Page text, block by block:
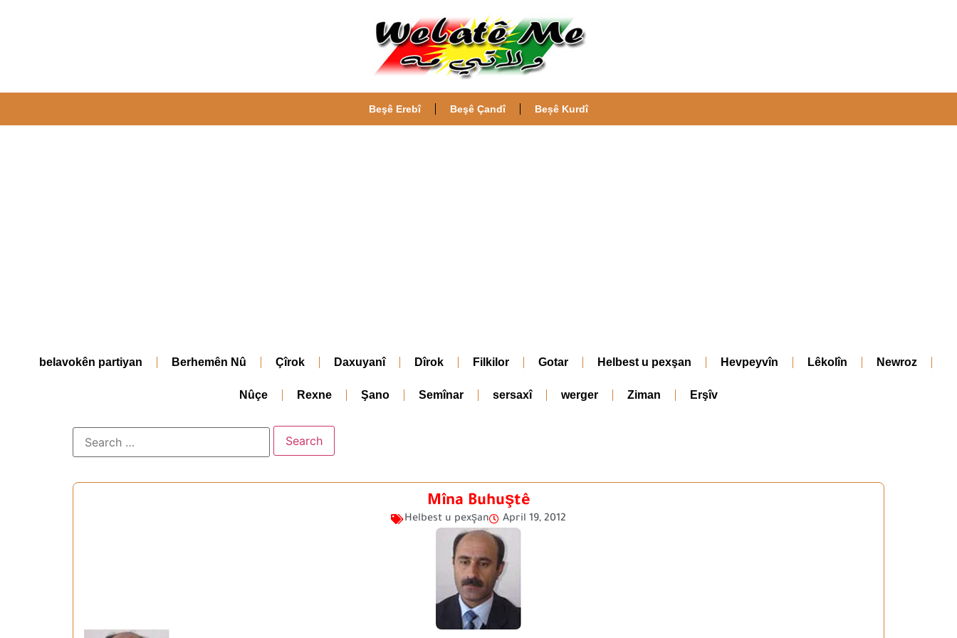
Beşê Erebî Beşê Çandî Beșê Kurdî
belavokên partiyan Berhemên Nû Çîrok Daxuyanî Dîrok Filkilor Gotar Helbest u pexşan Hevpeyvîn Lêkolîn Newroz
Nûçe Rexne Şano Semînar sersaxî werger Ziman Erşîv
Mîna Buhuştê
Helbest u pexşan April 19, 2012